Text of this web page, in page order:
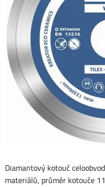
Diamantový kotouč
materiálů, průměr kotouče